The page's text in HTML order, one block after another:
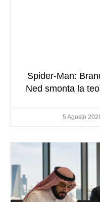
Spider-Man:
Ned smonta la
5 Agosto